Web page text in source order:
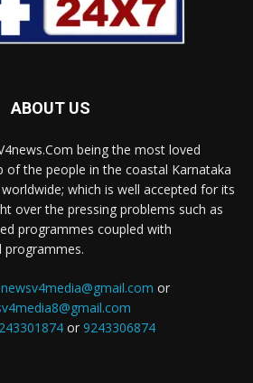
ABOUT US
being the most loved
of the people in the coastal Karnataka
which is well accepted for its
over the pressing problems such as
programmes coupled with
programmes.
newsv4media@gmail.com or
or 9243306874